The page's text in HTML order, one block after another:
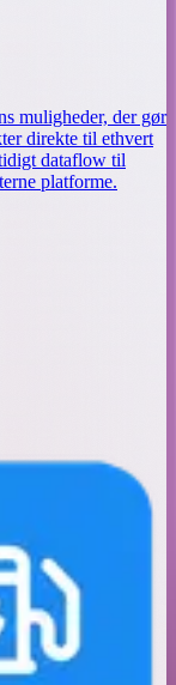
muligheder, der gør
direkte til ethvert
dataflow til
platforme.